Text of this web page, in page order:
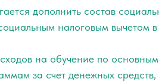
дополнить состав
налоговым вычетом
на обучение по
за счет денежных